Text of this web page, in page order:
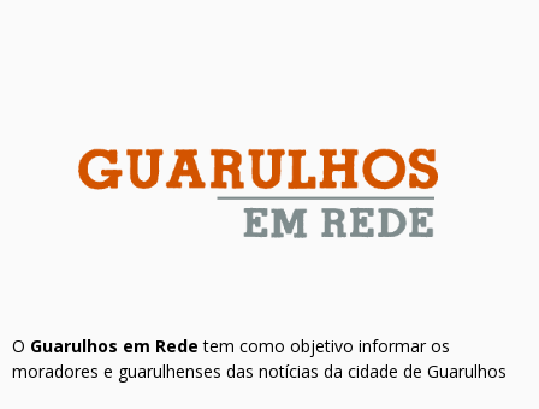
O Guarulhos em Rede tem como objetivo informar os
moradores e guarulhenses das notícias da cidade de Guarulhos